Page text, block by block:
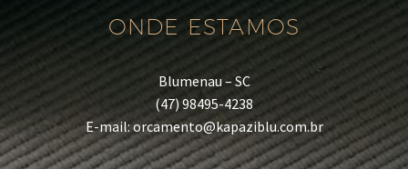
ONDE ESTAMOS
Blumenau – SC
(47) 98495-4238
E-mail: orcamento@kapaziblu.com.br